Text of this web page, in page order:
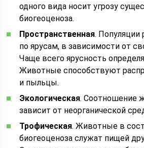
одного вида носит угрозу
биогеоценоза.
Пространственная. Популяции
по ярусам, в зависимости от
Чаще всего ярусность
Животные способствуют
и пыльцы.
Экологическая. Соотношение
зависит от неорганической
Трофическая. Животные в
биогеоценоза служат пищей